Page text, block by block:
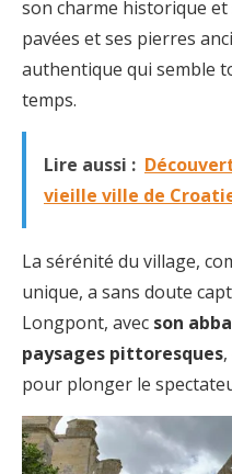
son charme historique
pavées et ses pierres
authentique qui semble
temps.
Lire aussi :
vieille ville de
La sérénité du village,
unique, a sans doute
Longpont, avec son
paysages pittoresques
pour plonger le